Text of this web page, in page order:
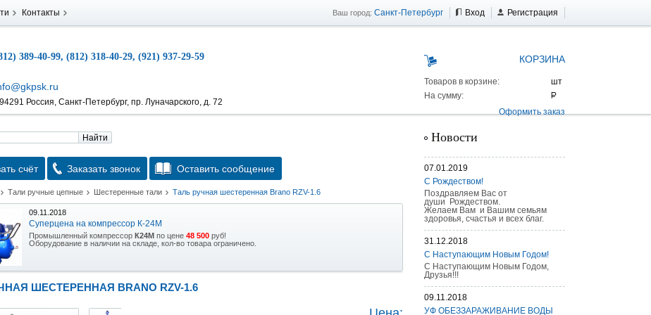
Контакты Ваш город: Санкт-Петербург Вход Регистрация
389-40-99, (812) 318-40-29, (921) 937-29-59
Россия, Санкт-Петербург, пр. Луначарского, д. 72
КОРЗИНА
Товаров в корзине:
На сумму:
Оформить заказ
Найти
счёт Заказать звонок Оставить сообщение
Тали ручные цепные Шестеренные тали Таль ручная шестеренная Brano RZV-1.6
09.11.2018
Суперцена на компрессор К-24М
Промышленный компрессор К24М по цене 48 500 руб!
Оборудование в наличии на складе, кол-во товара ограничено.
15.10.2018
Уникальная возможность приобрести (в наличии на складе) тележку гидравлическую AS 25 г/п
ШЕСТЕРЕННАЯ BRANO RZV-1.6
Новости
07.01.2019
С Рождеством!
Поздравляем Вас от
души Рождеством.
Желаем Вам и Вашим семьям
здоровья, счастья и всех благ.
31.12.2018
С Наступающим Новым Годом!
С Наступающим Новым Годом,
Друзья!!!
09.11.2018
УФ ОБЕЗЗАРАЖИВАНИЕ ВОДЫ